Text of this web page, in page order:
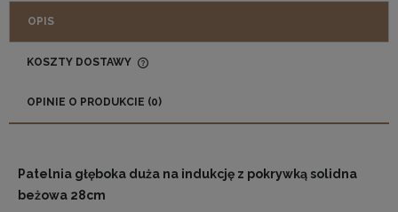
OPIS
KOSZTY DOSTAWY
OPINIE O PRODUKCIE (0)
Patelnia głęboka duża na indukcję z pokrywką solidna
beżowa 28cm